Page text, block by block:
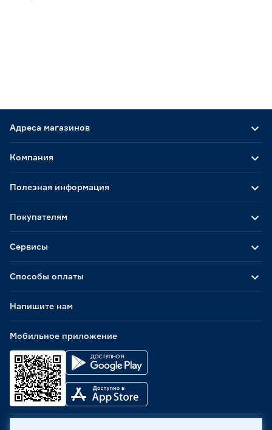
Адреса магазинов
Способы оплаты
Мобильное приложение
Компания
Полезная информация
Покупателям
Сервисы
Напишите нам